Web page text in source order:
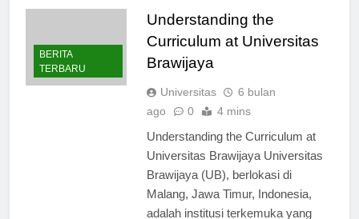
BERITA
Understanding the
Curriculum at Universitas
Brawijaya
Universitas
6 bulan
Understanding the Curriculum at
Universitas Brawijaya Universitas
Brawijaya (UB), berlokasi di
Malang, Jawa Timur, Indonesia,